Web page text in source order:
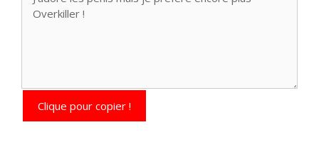
Clique pour copier !